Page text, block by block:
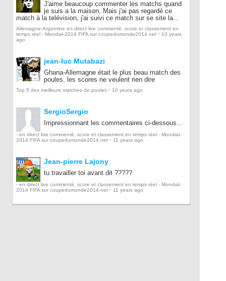
J'aime beaucoup commenter les matchs quand
je suis a la maison, Mais j'ai pas regardé ce
match à la telévision, j'ai suivi ce match sur se site la...
Allemagne-Argentine en direct live commenté, score et classement en
temps réel - Mondial-2014 FIFA sur coupedumonde2014.net · 10 years
ago
jean-luc Mutabazi
Ghana-Allemagne était le plus beau match des
poules, les scores ne veulent rien dire
Top 5 des meilleurs matches de poules · 10 years ago
SergioSergio
Impressionnant les commentaires ci-dessous...
- en direct live commenté, score et classement en temps réel - Mondial-
2014 FIFA sur coupedumonde2014.net · 11 years ago
Jean-pierre Lajony
tu travailler toi avant dit ?????
- en direct live commenté, score et classement en temps réel - Mondial-
2014 FIFA sur coupedumonde2014.net · 11 years ago